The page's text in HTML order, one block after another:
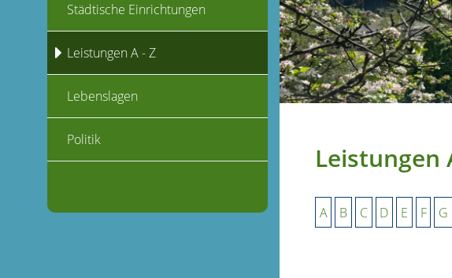
Leistungen
A B C D E F G
Städtische Einrichtungen
Leistungen A - Z
Lebenslagen
Politik